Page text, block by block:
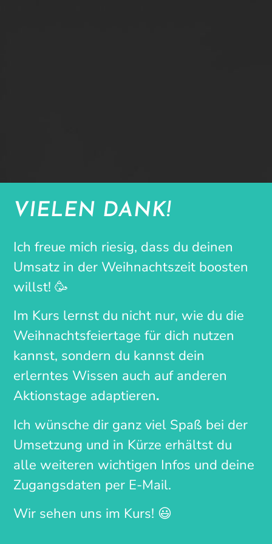
VIELEN DANK!
Ich freue mich riesig, dass du deinen
Umsatz in der Weihnachtszeit boosten
willst! 🥳
Im Kurs lernst du nicht nur, wie du die
Weihnachtsfeiertage für dich nutzen
kannst, sondern du kannst dein
erlerntes Wissen auch auf anderen
Aktionstage adaptieren.
Ich wünsche dir ganz viel Spaß bei der
Umsetzung und in Kürze erhältst du
alle weiteren wichtigen Infos und deine
Zugangsdaten per E-Mail.
Wir sehen uns im Kurs! 😃